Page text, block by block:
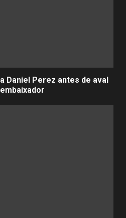
Daniel Perez antes de aval